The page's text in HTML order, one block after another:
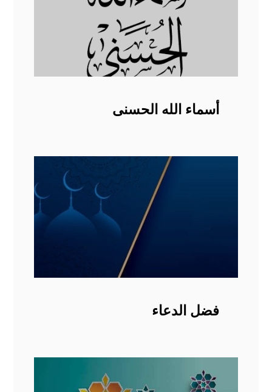
أسماء الله الحسنى
فضل الدعاء